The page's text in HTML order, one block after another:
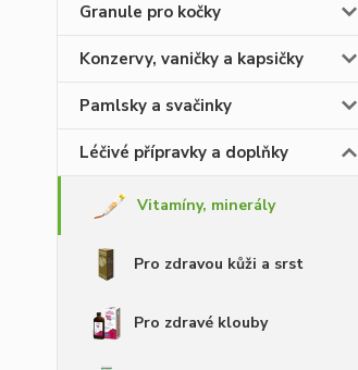
Granule pro kočky
Konzervy, vaničky a kapsičky
Pamlsky a svačinky
Léčivé přípravky a doplňky
Vitamíny, minerály
Pro zdravou kůži a srst
Pro zdravé klouby